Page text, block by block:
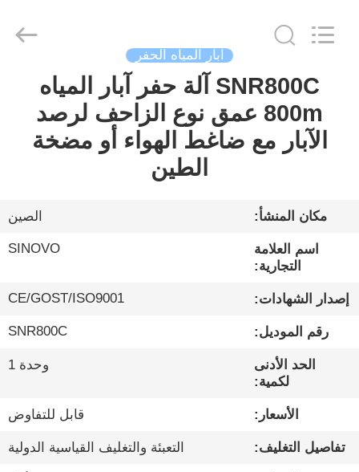
الصفحة
الرئيسية
عرض
الواقع
الافتراضي
معلومات
المعمل
Sinovo
Heavy
آبار المياه الحفر
SNR800C آلة حفر آبار المياه
800m عمق نوع الزاحف لرصد
الآبار مع ضاغط الهواء أو مضخة
الطين
مكان المنشأ: الصين
اسم العلامة
التجارية:
SINOVO
إصدار الشهادات: CE/GOST/ISO9001
رقم الموديل: SNR800C
الحد الأدنى
لكمية:
وحدة 1
الأسعار: قابل للتفاوض
تفاصيل التغليف: التعبئة والتغليف القياسية الدولية